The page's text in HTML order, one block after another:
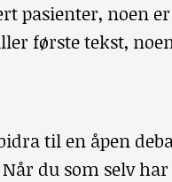
pasienter, noen
første tekst,
til en åpen
du som selv